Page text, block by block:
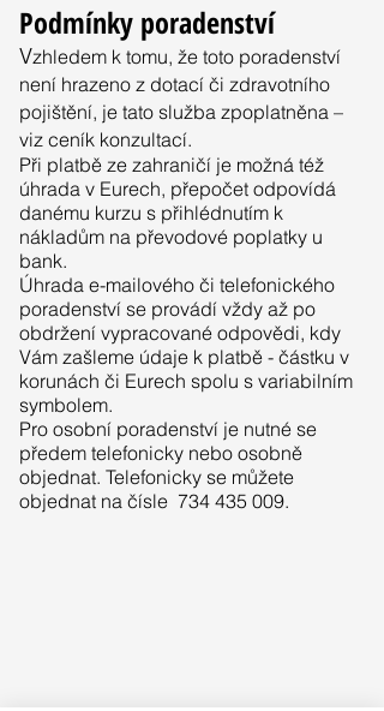
Podmínky poradenství
Vzhledem k tomu, že toto poradenství
není hrazeno z dotací či zdravotního
pojištění, je tato služba zpoplatněna –
viz ceník konzultací.
Při platbě ze zahraničí je možná též
úhrada v Eurech, přepočet odpovídá
danému kurzu s přihlédnutím k
nákladům na převodové poplatky u
bank.
Úhrada e-mailového či telefonického
poradenství se provádí vždy až po
obdržení vypracované odpovědi, kdy
Vám zašleme údaje k platbě - částku v
korunách či Eurech spolu s variabilním
symbolem.
Pro osobní poradenství je nutné se
předem telefonicky nebo osobně
objednat. Telefonicky se můžete
objednat na čísle 734 435 009.